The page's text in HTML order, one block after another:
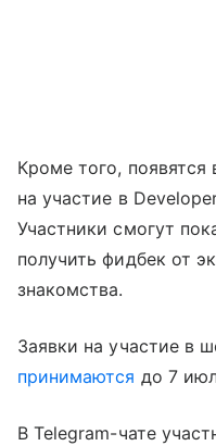
Кроме того, появятся
на участие в
Участники смогут
получить фидбек от
знакомства.
Заявки на участие в
принимаются до 7
В Telegram-чате